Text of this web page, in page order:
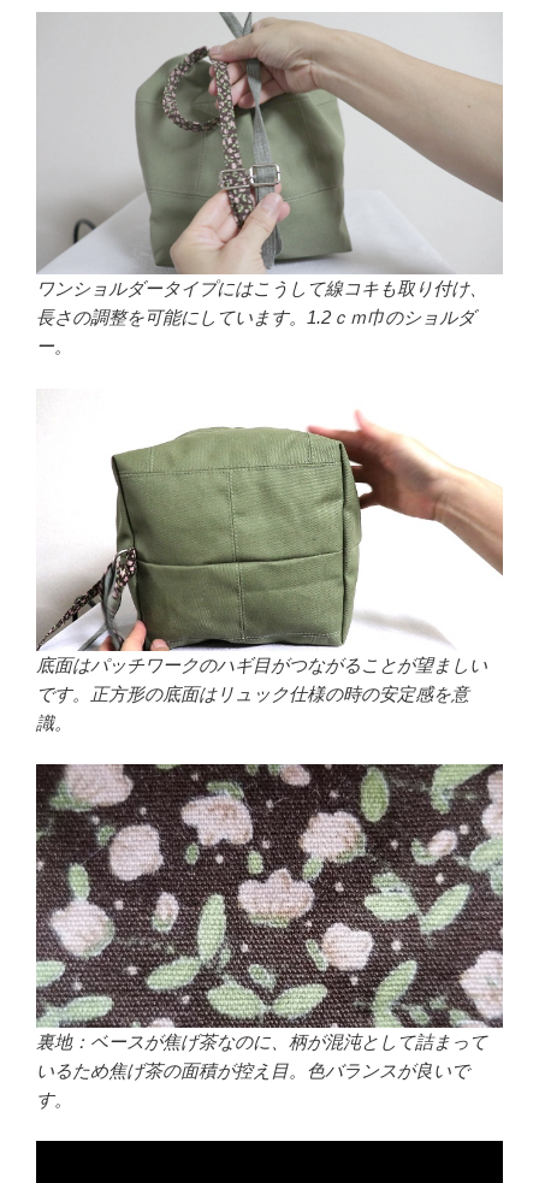
ワンショルダータイプにはこうして線コキも取り付け、
長さの調整を可能にしています。1.2ｃｍ巾のショルダ
ー。
底面はパッチワークのハギ目がつながることが望ましい
です。正方形の底面はリュック仕様の時の安定感を意
識。
裏地：ベースが焦げ茶なのに、柄が混沌として詰まって
いるため焦げ茶の面積が控え目。色バランスが良いで
す。